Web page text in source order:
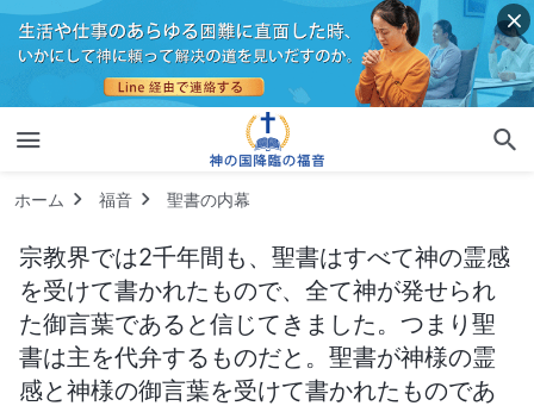
ホーム 福音 聖書の内幕
宗教界では2千年間も、聖書はすべて神の霊感
を受けて書かれたもので、全て神が発せられ
た御言葉であると信じてきました。つまり聖
書は主を代弁するものだと。聖書が神様の霊
感と神様の御言葉を受けて書かれたものであ